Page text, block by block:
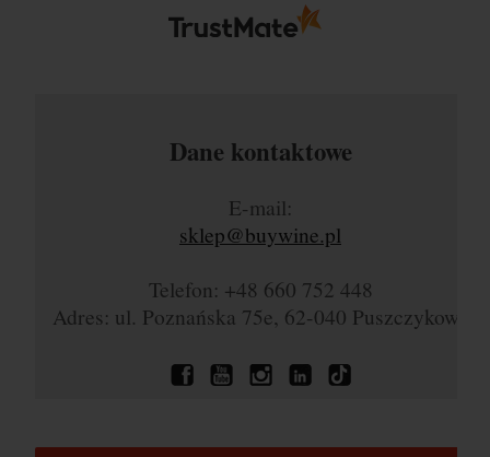
Dane kontaktowe
E-mail:
sklep@buywine.pl
Telefon: +48 660 752 448
Adres: ul. Poznańska 75e, 62-040 Puszczykowo